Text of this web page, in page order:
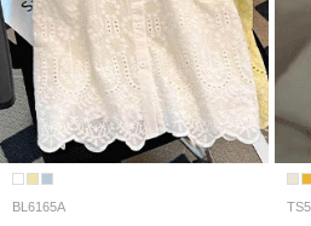
BL6165A